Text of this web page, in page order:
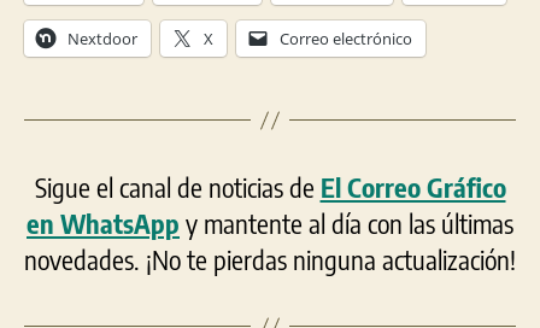
Nextdoor X Correo electrónico
Sigue el canal de noticias de El Correo Gráfico
en WhatsApp y mantente al día con las últimas
novedades. ¡No te pierdas ninguna actualización!